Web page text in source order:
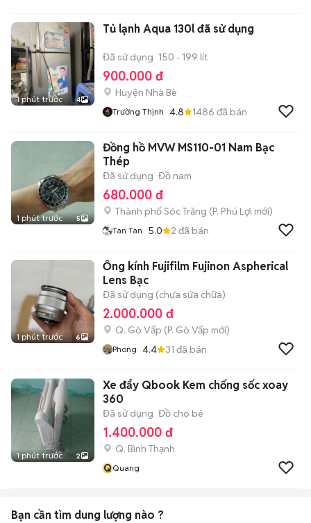
1 phút trước 4
Tủ lạnh Aqua 130l đã sử dụng
Đã sử dụng 150 - 199 lít
900.000 đ
Huyện Nhà Bè
Trường Thịnh 4.8 1486 đã bán
1 phút trước 5
Đồng hồ MVW MS110-01 Nam Bạc
Thép
Đã sử dụng Đồ nam
680.000 đ
Thành phố Sóc Trăng (P. Phú Lợi mới)
Tan Tan 5.0 2 đã bán
1 phút trước 6
Ống kính Fujifilm Fujinon Aspherical
Lens Bạc
Đã sử dụng (chưa sửa chữa)
2.000.000 đ
Q. Gò Vấp (P. Gò Vấp mới)
Phong 4.4 31 đã bán
1 phút trước 2
Xe đẩy Qbook Kem chống sốc xoay
360
Đã sử dụng Đồ cho bé
1.400.000 đ
Q. Bình Thạnh
QQuang
Bạn cần tìm dung lượng nào ?